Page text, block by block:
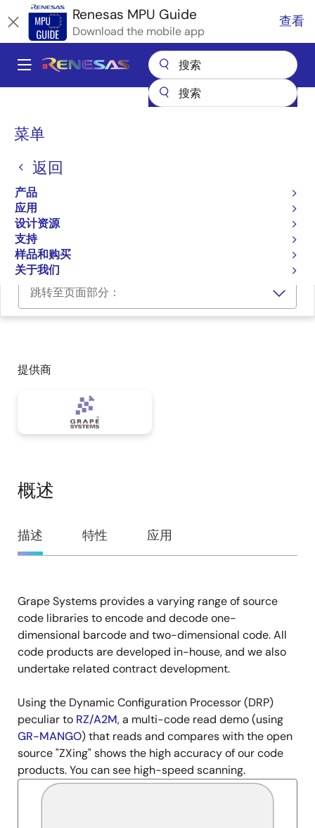
转
到
Renesas MPU Guide
Download the mobile app
查看
Main
菜单
返回
产品
应用
设计资源
支持
样品和购买
关于我们
面
屑
RZ 32 位和 64 位 MPU
Grape Barcode / Two-dimensional Code Source Code Library
Grape Barcode / Two-
dimensional Code Source
Code Library
跳转至页面部分：
提供商
概述
概
述
描述 特性 应用
描
述
Grape Systems provides a varying range of source
code libraries to encode and decode one-
dimensional barcode and two-dimensional code. All
code products are developed in-house, and we also
undertake related contract development.
Using the Dynamic Configuration Processor (DRP)
peculiar to RZ/A2M, a multi-code read demo (using
GR-MANGO) that reads and compares with the open
source "ZXing" shows the high accuracy of our code
products. You can see high-speed scanning.